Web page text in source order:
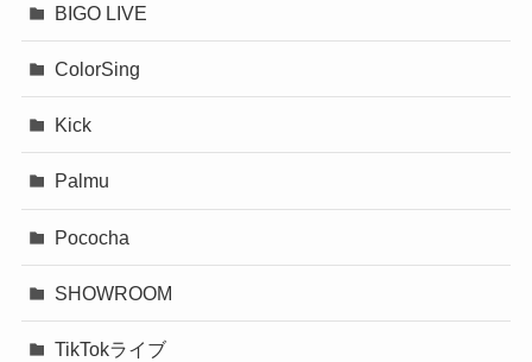
BIGO LIVE
ColorSing
Kick
Palmu
Pococha
SHOWROOM
TikTokライブ